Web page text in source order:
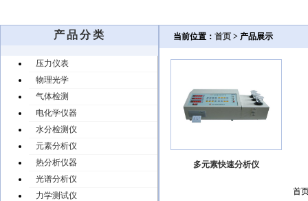
产品分类
压力仪表
物理光学
气体检测
电化学仪器
水分检测仪
元素分析仪
热分析仪器
光谱分析仪
力学测试仪
当前位置： 首页 > 产品展示
多元素快速分析仪
首